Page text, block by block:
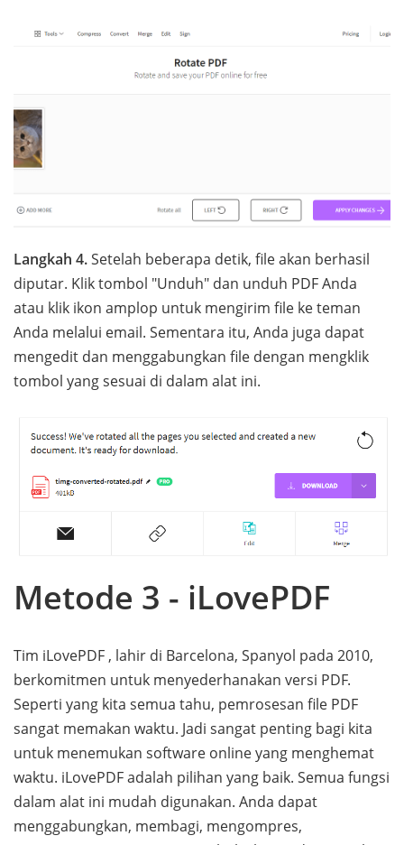
Langkah 4.Setelah beberapa detik, file akan berhasil
diputar. Klik tombol "Unduh" dan unduh PDF Anda
atau klik ikon amplop untuk mengirim file ke teman
Anda melalui email. Sementara itu, Anda juga dapat
mengedit dan menggabungkan file dengan mengklik
tombol yang sesuai di dalam alat ini.
Metode 3 - iLovePDF
Tim iLovePDF , lahir di Barcelona, Spanyol pada 2010,
berkomitmen untuk menyederhanakan versi PDF.
Seperti yang kita semua tahu, pemrosesan file PDF
sangat memakan waktu. Jadi sangat penting bagi kita
untuk menemukan software online yang menghemat
waktu. iLovePDF adalah pilihan yang baik. Semua fungsi
dalam alat ini mudah digunakan. Anda dapat
menggabungkan, membagi, mengompres,